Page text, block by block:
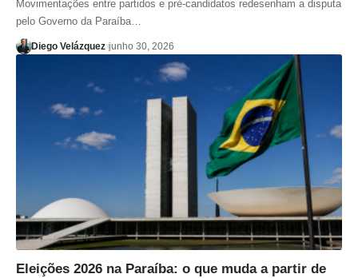
Movimentações entre partidos e pré-candidatos redesenham a disputa
pelo Governo da Paraíba…
Diego Velázquez junho 30, 2026
Eleições 2026 na Paraíba: o que muda a partir de